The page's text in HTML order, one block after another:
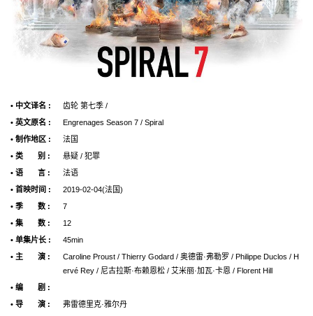
• 中文译名 :
齿轮 第七季 /
• 英文原名 :
Engrenages Season 7 / Spiral
• 制作地区 :
法国
• 类 别 :
悬疑 / 犯罪
• 语 言 :
法语
• 首映时间 :
2019-02-04(法国)
• 季 数 :
7
• 集 数 :
12
• 单集片长 :
45min
• 主 演 :
Caroline Proust / Thierry Godard / 奥德雷·弗勒罗 / Philippe Duclos / H
ervé Rey / 尼古拉斯·布赖恩松 / 艾米丽·加瓦·卡恩 / Florent Hill
• 编 剧 :
• 导 演 :
弗雷德里克·雅尔丹